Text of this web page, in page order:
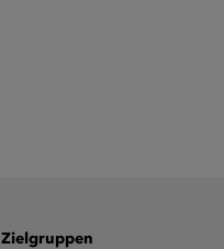
Zielgruppen